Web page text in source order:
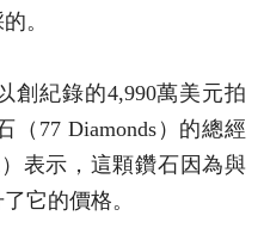
。
創紀錄的4,990萬美元拍
（77 Diamonds）的總經
表示，這顆鑽石因為與
它的價格。